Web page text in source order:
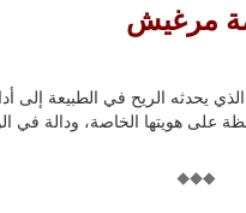
مرغيش
يحدثه الريح في الطبيعة إلى
على هويتها الخاصة، ودالة